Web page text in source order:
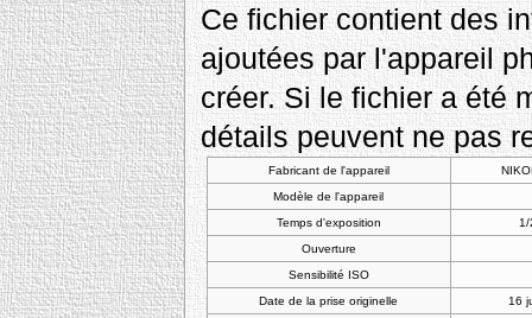
Ce fichier contient des
ajoutées par l'appareil
créer. Si le fichier a été
détails peuvent ne pas
Fabricant de l'appareil
Modèle de l'appareil
Temps d'exposition
Ouverture
Sensibilité ISO
Date de la prise originelle
16